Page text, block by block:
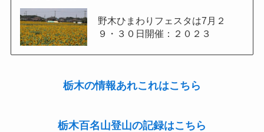
野木ひまわりフェスタは7月２
９・３０日開催：２０２３
栃木の情報あれこれはこちら
栃木百名山登山の記録はこちら